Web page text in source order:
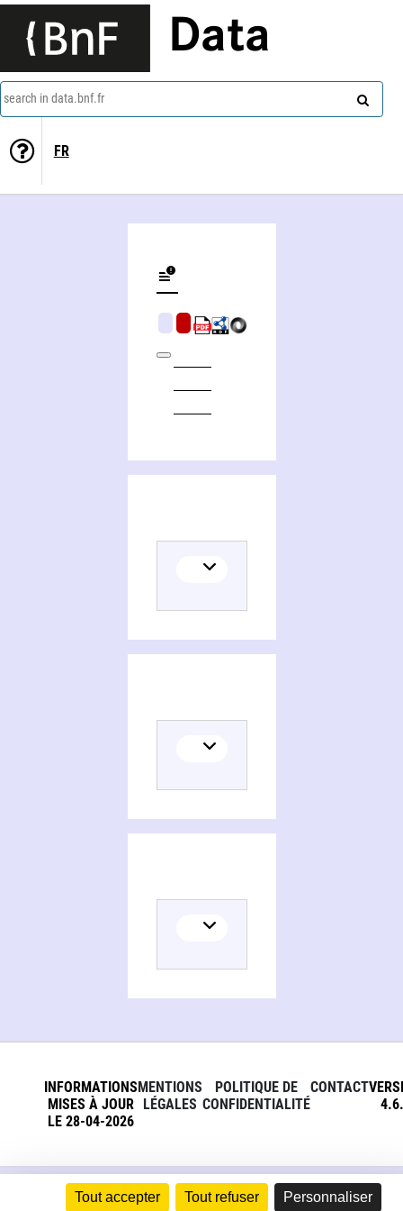
Tout accepter Tout refuser Personnaliser
Data
search in data.bnf.fr
FR
INFORMATIONS
MISES À JOUR
LE 28-04-2026
MENTIONS
LÉGALES
POLITIQUE DE
CONFIDENTIALITÉ
CONTACT